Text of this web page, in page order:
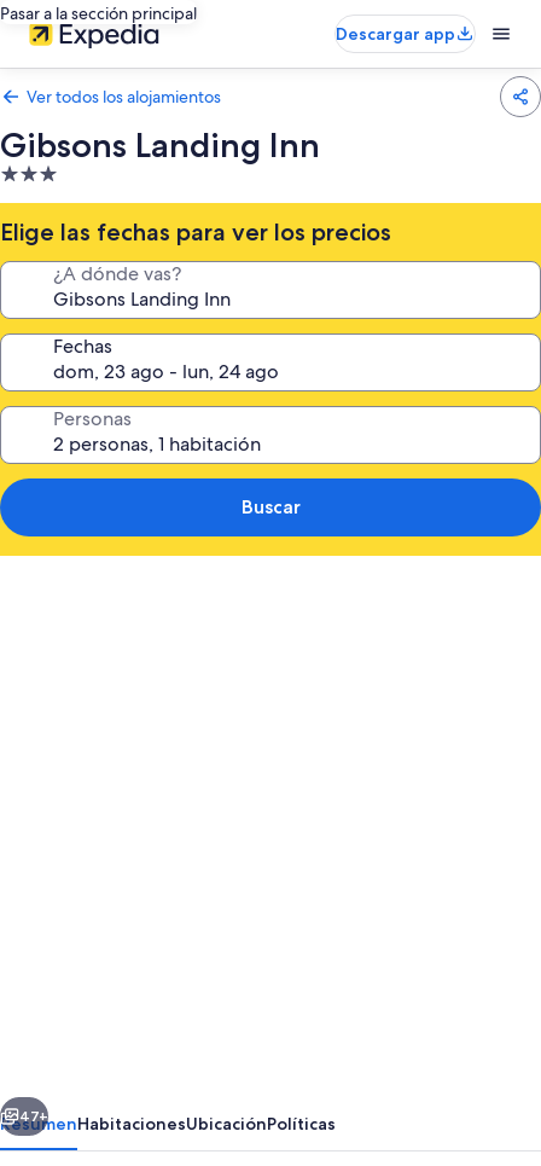
Pasar a la sección principal
Descargar app
Ver todos los alojamientos
Gibsons Landing Inn
Alojamiento
de
3.0 estrellas
Elige las fechas para ver los precios
¿A dónde vas?
Fechas
Personas
Buscar
Siguiente
47+
ResumenHabitacionesUbicaciónPolíticas